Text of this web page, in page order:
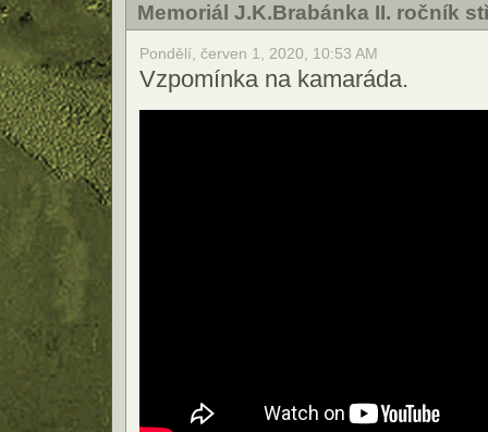
Memoriál J.K.Brabánka II. ročník
Pondělí, červen 1, 2020, 10:53 AM
Vzpomínka na kamaráda.